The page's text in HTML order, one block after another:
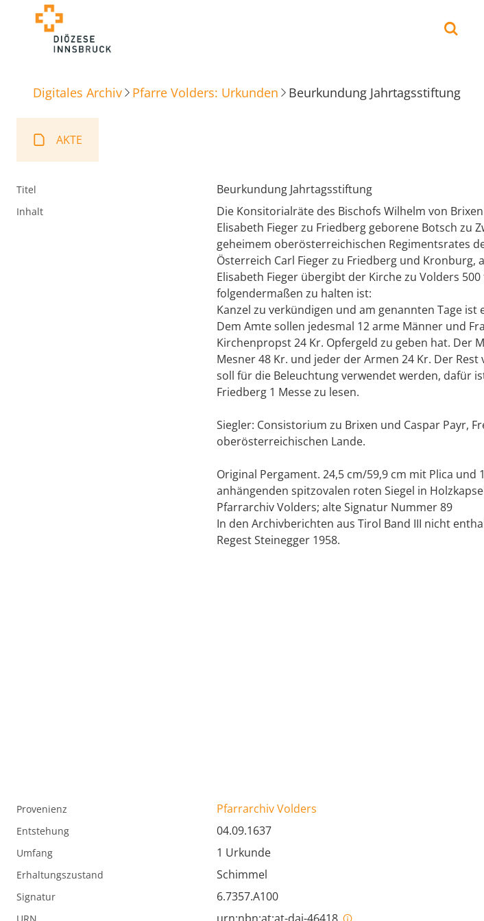
Digitales Archiv Pfarre Volders: Urkunden Beurkundung Jahrtagsstiftung
AKTE
Titel Beurkundung Jahrtagsstiftung
Inhalt
Die Konsitorialräte des Bischofs Wilhelm von
Elisabeth Fieger zu Friedberg geborene Botsch zu
geheimem oberösterreichischen Regimentsrates
Österreich Carl Fieger zu Friedberg und Kronburg,
Elisabeth Fieger übergibt der Kirche zu Volders
folgendermaßen zu halten ist:
Kanzel zu verkündigen und am genannten Tage ist
Dem Amte sollen jedesmal 12 arme Männer und
Kirchenpropst 24 Kr. Opfergeld zu geben hat. Der
Mesner 48 Kr. und jeder der Armen 24 Kr. Der Rest
soll für die Beleuchtung verwendet werden, dafür
Friedberg 1 Messe zu lesen.
Siegler: Consistorium zu Brixen und Caspar Payr,
oberösterreichischen Lande.
Original Pergament. 24,5 cm/59,9 cm mit Plica
anhängenden spitzovalen roten Siegel in
Pfarrarchiv Volders; alte Signatur Nummer 89
In den Archivberichten aus Tirol Band III nicht
Regest Steinegger 1958.
Provenienz Pfarrarchiv Volders
Entstehung 04.09.1637
Umfang 1 Urkunde
Erhaltungszustand Schimmel
Signatur 6.7357.A100